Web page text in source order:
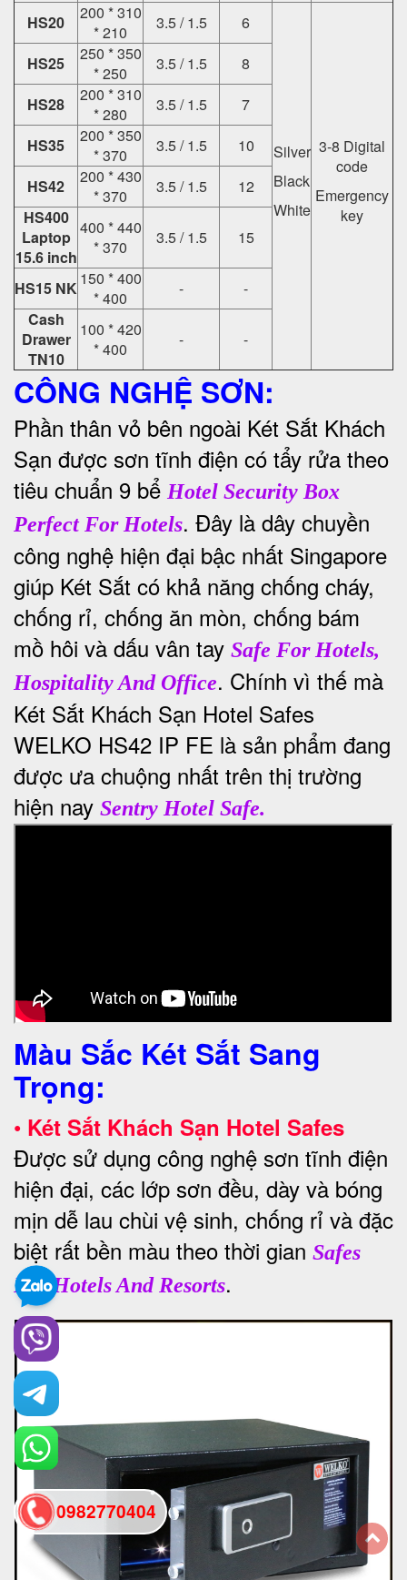
HS20
200 * 310
* 210
3.5 / 1.5 6
Silver
Black
White
3-8 Digital
code
Emergency
key
HS25
250 * 350
* 250
3.5 / 1.5
8
HS28
200 * 310
* 280
3.5 / 1.5
7
HS35
200 * 350
* 370
3.5 / 1.5
10
HS42
200 * 430
* 370
3.5 / 1.5
12
HS400
Laptop
15.6 inch
400 * 440
* 370
3.5 / 1.5 15
HS15 NK 150 * 400
* 400
-
-
Cash
Drawer
TN10
100 * 420
* 400
- -
CÔNG NGHỆ SƠN:
Phần thân vỏ bên ngoài Két Sắt Khách
Sạn được sơn tĩnh điện có tẩy rửa theo
tiêu chuẩn 9 bể Hotel Security Box
Perfect For Hotels. Đây là dây chuyền
công nghệ hiện đại bậc nhất Singapore
giúp Két Sắt có khả năng chống cháy,
chống rỉ, chống ăn mòn, chống bám
mồ hôi và dấu vân tay Safe For Hotels,
Hospitality And Office. Chính vì thế mà
Két Sắt Khách Sạn Hotel Safes
WELKO HS42 IP FE là sản phẩm đang
được ưa chuộng nhất trên thị trường
hiện nay Sentry Hotel Safe.
Màu Sắc Két Sắt Sang
Trọng:
• Két Sắt Khách Sạn Hotel Safes
Được sử dụng công nghệ sơn tĩnh điện
hiện đại, các lớp sơn đều, dày và bóng
mịn dễ lau chùi vệ sinh, chống rỉ và đặc
biệt rất bền màu theo thời gian Safes
For Hotels And Resorts.
0982770404
back